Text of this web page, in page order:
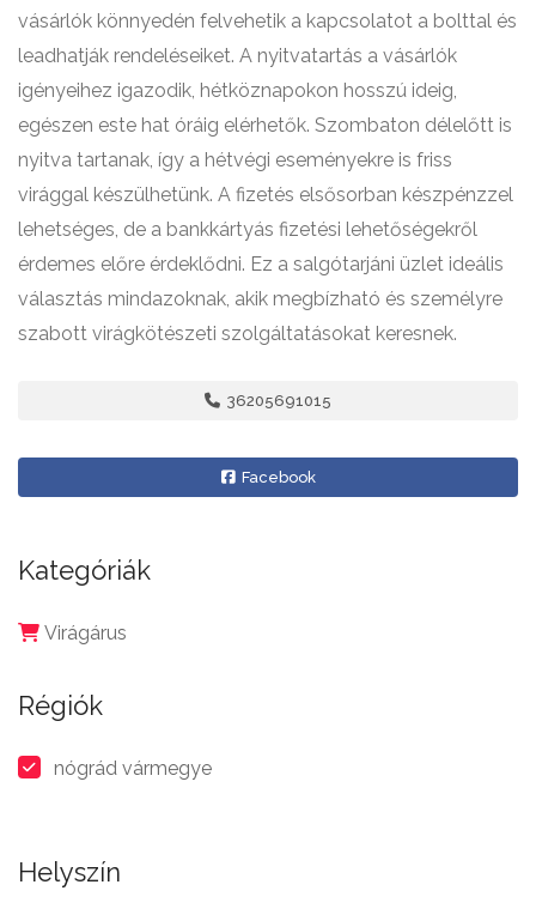
vásárlók könnyedén felvehetik a kapcsolatot a bolttal és
leadhatják rendeléseiket. A nyitvatartás a vásárlók
igényeihez igazodik, hétköznapokon hosszú ideig,
egészen este hat óráig elérhetők. Szombaton délelőtt is
nyitva tartanak, így a hétvégi eseményekre is friss
virággal készülhetünk. A fizetés elsősorban készpénzzel
lehetséges, de a bankkártyás fizetési lehetőségekről
érdemes előre érdeklődni. Ez a salgótarjáni üzlet ideális
választás mindazoknak, akik megbízható és személyre
szabott virágkötészeti szolgáltatásokat keresnek.
36205691015
Facebook
Kategóriák
Virágárus
Régiók
nógrád vármegye
Helyszín